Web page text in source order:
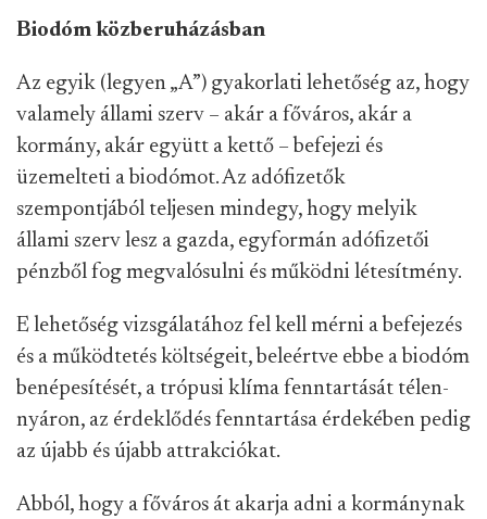
Biodóm közberuházásban
Az egyik (legyen „A”) gyakorlati lehetőség az, hogy
valamely állami szerv – akár a főváros, akár a
kormány, akár együtt a kettő – befejezi és
üzemelteti a biodómot. Az adófizetők
szempontjából teljesen mindegy, hogy melyik
állami szerv lesz a gazda, egyformán adófizetői
pénzből fog megvalósulni és működni létesítmény.
E lehetőség vizsgálatához fel kell mérni a befejezés
és a működtetés költségeit, beleértve ebbe a biodóm
benépesítését, a trópusi klíma fenntartását télen-
nyáron, az érdeklődés fenntartása érdekében pedig
az újabb és újabb attrakciókat.
Abból, hogy a főváros át akarja adni a kormánynak